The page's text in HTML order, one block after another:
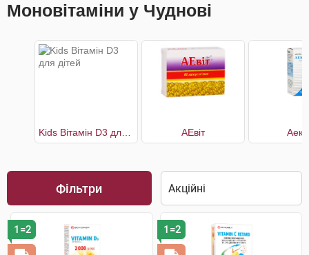
Моновітаміни у Чуднові
АЕвіт
Фільтри
1=2 1=2